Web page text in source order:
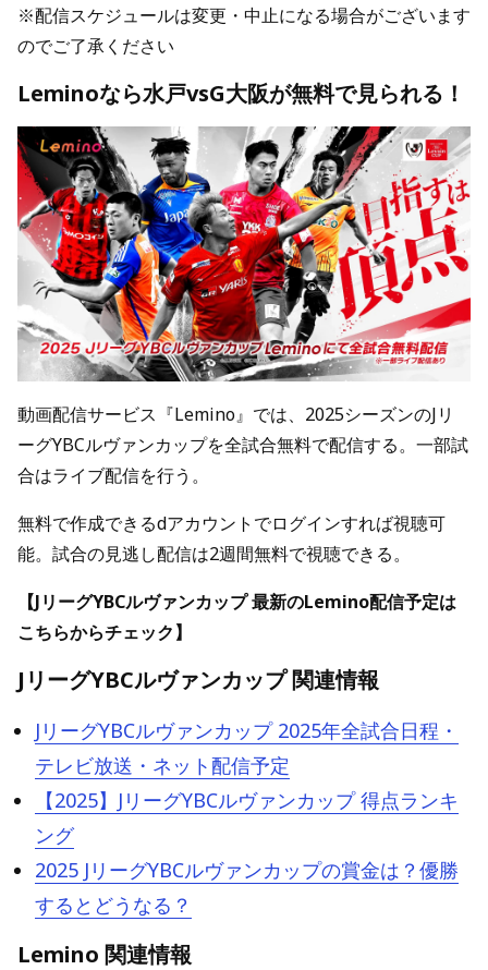
※配信スケジュールは変更・中止になる場合がございます
のでご了承ください
Leminoなら水戸vsG大阪が無料で見られる！
動画配信サービス『Lemino』では、2025シーズンのJリ
ーグYBCルヴァンカップを全試合無料で配信する。一部試
合はライブ配信を行う。
無料で作成できるdアカウントでログインすれば視聴可
能。試合の見逃し配信は2週間無料で視聴できる。
【JリーグYBCルヴァンカップ 最新のLemino配信予定は
こちらからチェック】
JリーグYBCルヴァンカップ 関連情報
JリーグYBCルヴァンカップ 2025年全試合日程・
テレビ放送・ネット配信予定
【2025】JリーグYBCルヴァンカップ 得点ランキ
ング
2025 JリーグYBCルヴァンカップの賞金は？優勝
するとどうなる？
Lemino 関連情報